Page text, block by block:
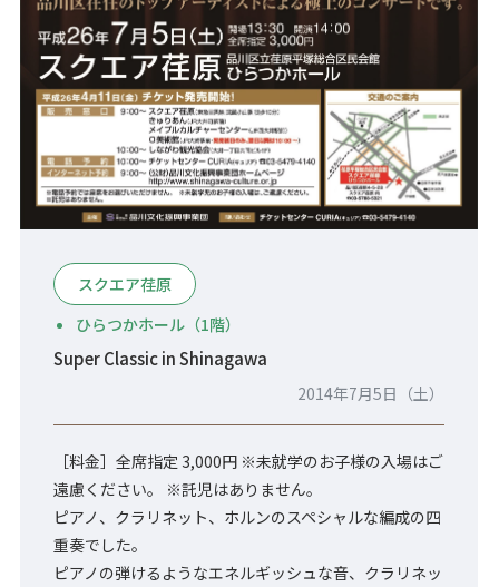
スクエア荏原
ひらつかホール（1階）
Super Classic in Shinagawa
2014年7月5日（土）
［料金］全席指定 3,000円 ※未就学のお子様の入場はご
遠慮ください。 ※託児はありません。
ピアノ、クラリネット、ホルンのスペシャルな編成の四
重奏でした。
ピアノの弾けるようなエネルギッシュな音、クラリネッ